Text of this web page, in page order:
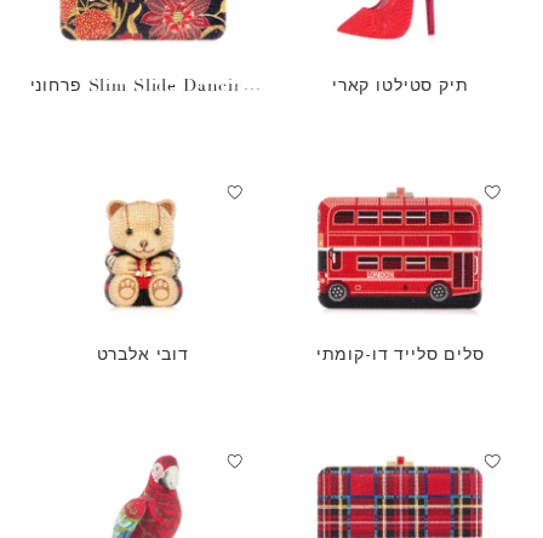
תיק סטילטו קארי
Slim Slide Dancing פרחוני
סלים סלייד דו-קומתי דובי אלברט